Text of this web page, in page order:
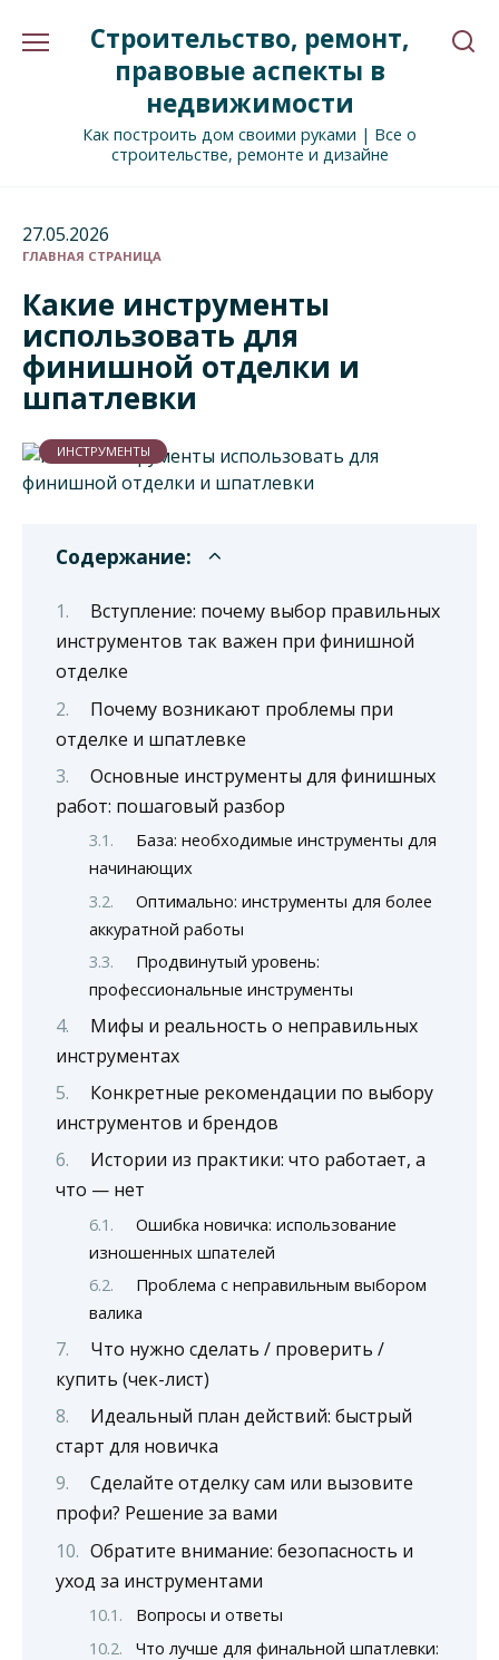
Строительство, ремонт,
правовые аспекты в
недвижимости
Как построить дом своими руками | Все о
строительстве, ремонте и дизайне
27.05.2026
ГЛАВНАЯ СТРАНИЦА
Какие инструменты
использовать для
финишной отделки и
шпатлевки
ИНСТРУМЕНТЫ
Содержание:
Вступление: почему выбор правильных
инструментов так важен при финишной
отделке
Почему возникают проблемы при
отделке и шпатлевке
Основные инструменты для финишных
работ: пошаговый разбор
База: необходимые инструменты для
начинающих
Оптимально: инструменты для более
аккуратной работы
Продвинутый уровень:
профессиональные инструменты
Мифы и реальность о неправильных
инструментах
Конкретные рекомендации по выбору
инструментов и брендов
Истории из практики: что работает, а
что — нет
Ошибка новичка: использование
изношенных шпателей
Проблема с неправильным выбором
валика
Что нужно сделать / проверить /
купить (чек-лист)
Идеальный план действий: быстрый
старт для новичка
Сделайте отделку сам или вызовите
профи? Решение за вами
Обратите внимание: безопасность и
уход за инструментами
Вопросы и ответы
Что лучше для финальной шпатлевки: